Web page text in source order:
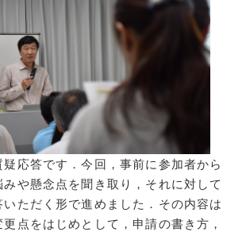
応答です．今回，事前に参加者から
や懸念点を聞き取り，それに対して
いただく形で進めました．その内容は
点をはじめとして，申請の書き方，